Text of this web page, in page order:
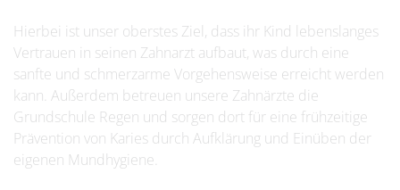
Hierbei ist unser oberstes Ziel, dass ihr Kind lebenslanges
Vertrauen in seinen Zahnarzt aufbaut, was durch eine
sanfte und schmerzarme Vorgehensweise erreicht werden
kann. Außerdem betreuen unsere Zahnärzte die
Grundschule Regen und sorgen dort für eine frühzeitige
Prävention von Karies durch Aufklärung und Einüben der
eigenen Mundhygiene.